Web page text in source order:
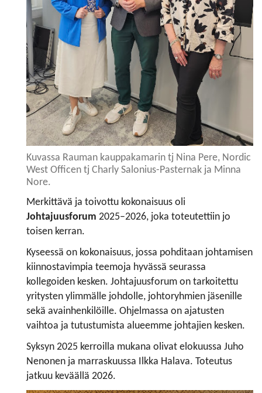
Kuvassa Rauman kauppakamarin tj Nina Pere, Nordic
West Officen tj Charly Salonius-Pasternak ja Minna
Nore.
Merkittävä ja toivottu kokonaisuus oli
Johtajuusforum 2025–2026, joka toteutettiin jo
toisen kerran.
Kyseessä on kokonaisuus, jossa pohditaan johtamisen
kiinnostavimpia teemoja hyvässä seurassa
kollegoiden kesken. Johtajuusforum on tarkoitettu
yritysten ylimmälle johdolle, johtoryhmien jäsenille
sekä avainhenkilöille. Ohjelmassa on ajatusten
vaihtoa ja tutustumista alueemme johtajien kesken.
Syksyn 2025 kerroilla mukana olivat elokuussa Juho
Nenonen ja marraskuussa Ilkka Halava. Toteutus
jatkuu keväällä 2026.